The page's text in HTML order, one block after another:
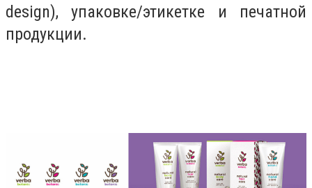
design), упаковке/этикетке и печатной
продукции.